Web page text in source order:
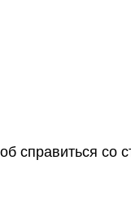
справиться со